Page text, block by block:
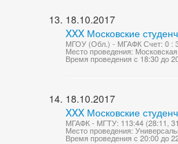
18.10.2017
XXX Московские
МГОУ (Обл.) - МГАФК Счет: 0 :
Место проведения:
Время проведения с 18:30 до
18.10.2017
XXX Московские
МГАФК - МГТУ: 113:44 (28:11,
Место проведения:
Время проведения с 20:00 до